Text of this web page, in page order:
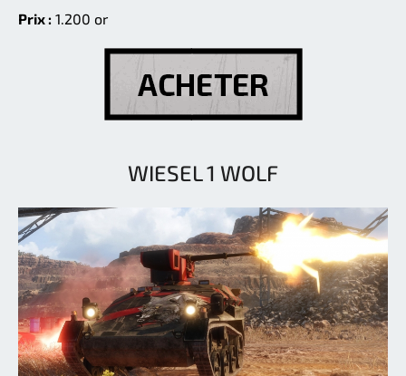
Prix : 1.200 or
WIESEL 1 WOLF